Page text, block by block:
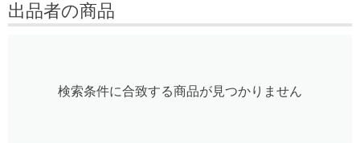
出品者の商品
検索条件に合致する商品が見つかりません